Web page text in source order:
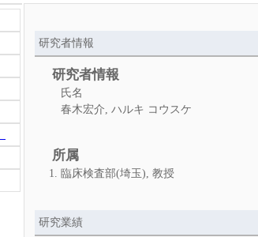
研究者情報
研究者情報
氏名
春木宏介, ハルキ コウスケ
所属
臨床検査部(埼玉), 教授
研究業績